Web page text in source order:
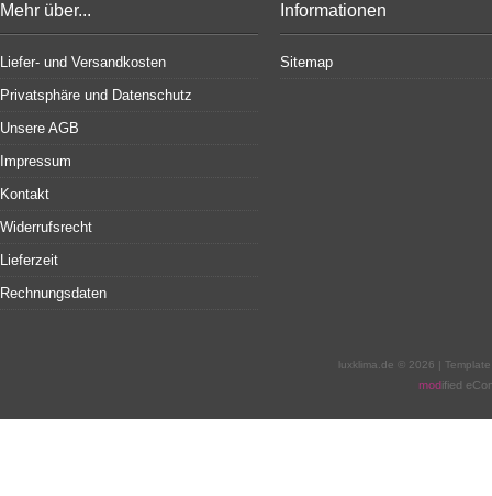
Mehr über...
Liefer- und Versandkosten
Privatsphäre und Datenschutz
Unsere AGB
Impressum
Kontakt
Widerrufsrecht
Lieferzeit
Rechnungsdaten
Informationen
Sitemap
luxklima.de © 2026 |
modified